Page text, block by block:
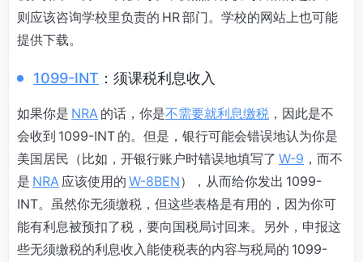
则应该咨询学校里负责的 HR 部门。学校的网站上也可能
提供下载。
1099-INT ：须课税利息收入
如果你是 NRA 的话，你是不需要就利息缴税 ，因此是不
会收到 1099-INT 的。但是，银行可能会错误地认为你是
美国居民（比如，开银行账户时错误地填写了 W-9 ，而不
是 NRA 应该使用的 W-8BEN），从而给你发出 1099-
INT。虽然你无须缴税，但这些表格是有用的，因为你可
能有利息被预扣了税，要向国税局讨回来。另外，申报这
些无须缴税的利息收入能使税表的内容与税局的 1099-